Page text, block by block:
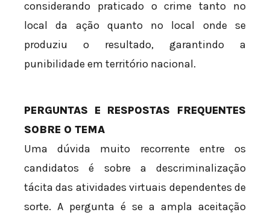
considerando praticado o crime tanto no
local da ação quanto no local onde se
produziu o resultado, garantindo a
punibilidade em território nacional.
PERGUNTAS E RESPOSTAS FREQUENTES
SOBRE O TEMA
Uma dúvida muito recorrente entre os
candidatos é sobre a descriminalização
tácita das atividades virtuais dependentes de
sorte. A pergunta é se a ampla aceitação